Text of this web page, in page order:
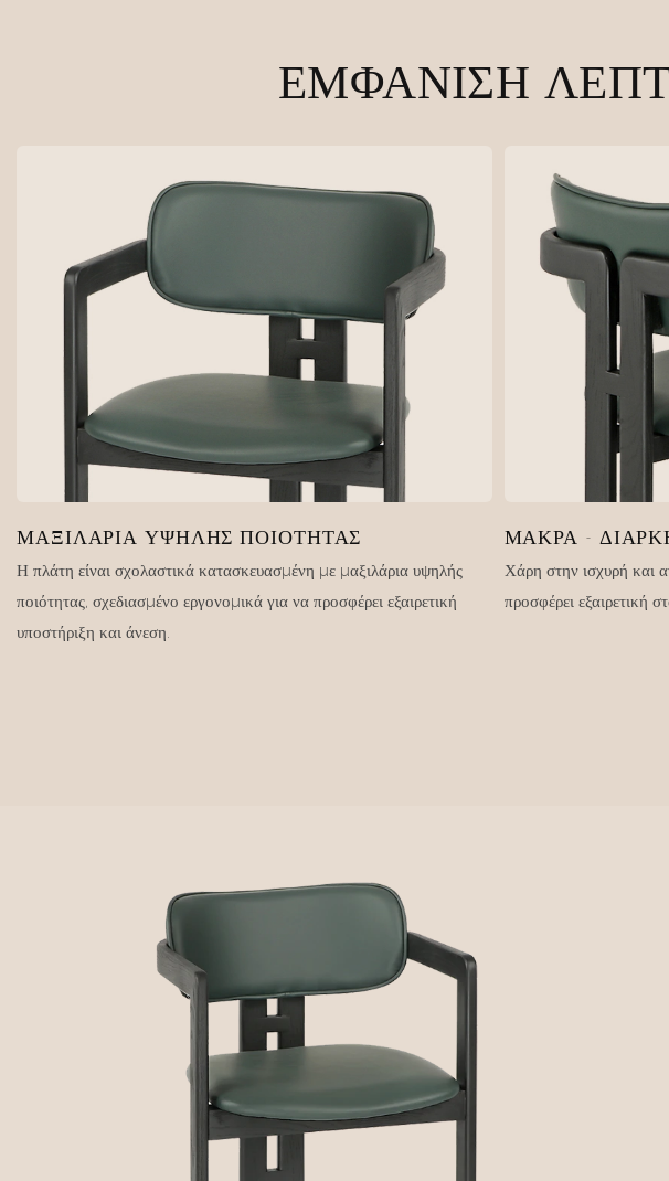
ΕΜΦΆΝΙΣΗ
ΜΑΞΙΛΆΡΙΑ ΥΨΗΛΉΣ ΠΟΙΌΤΗΤΑΣ
Η πλάτη είναι σχολαστικά κατασκευασμένη με μαξιλάρια υψηλής
ποιότητας, σχεδιασμένο εργονομικά για να προσφέρει εξαιρετική
υποστήριξη και άνεση.
ΜΑΚΡΆ -
Χάρη στην ισχυρή και
προσφέρει εξαιρετική